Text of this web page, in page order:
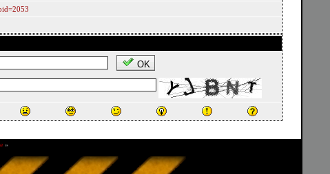
OK
»